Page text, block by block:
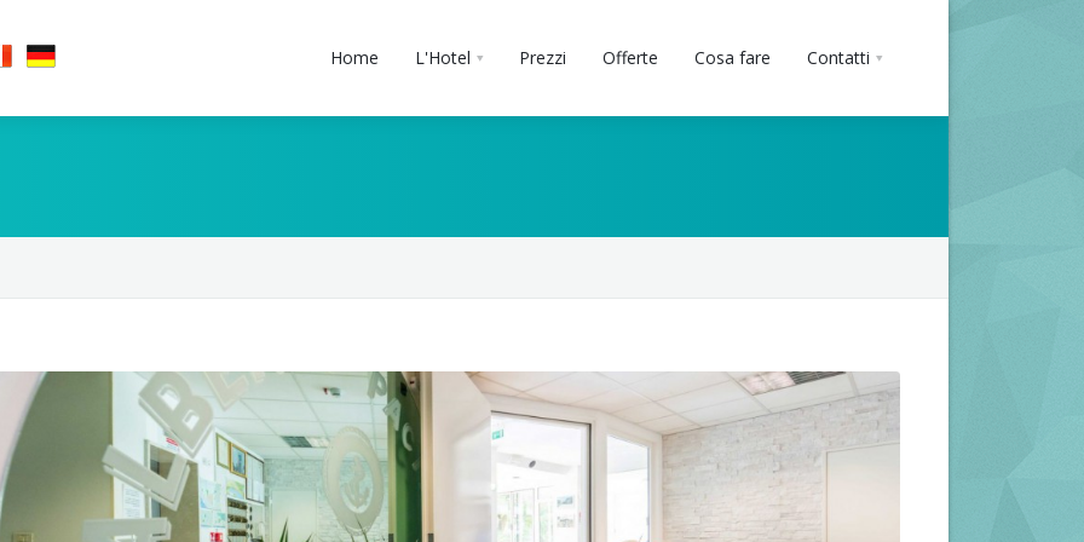
Home L'Hotel Prezzi Offerte Cosa fare Contatti